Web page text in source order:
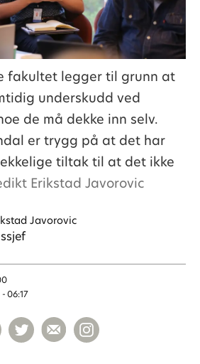
fakultet legger til grunn at
underskudd ved
de må dekke inn selv.
er trygg på at det har
tiltak til at det ikke
Erikstad Javorovic
Javorovic
- 06:17